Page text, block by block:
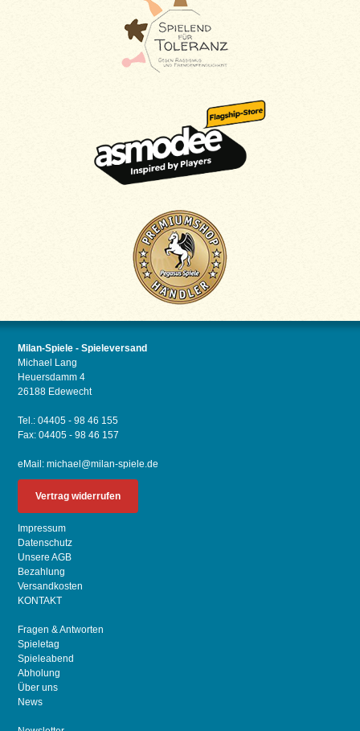
Milan-Spiele - Spieleversand
Michael Lang
Heuersdamm 4
26188 Edewecht
Tel.: 04405 - 98 46 155
Fax: 04405 - 98 46 157
eMail:michael@milan-spiele.de
Vertrag widerrufen
Impressum
Datenschutz
Unsere AGB
Bezahlung
Versandkosten
KONTAKT
Fragen & Antworten
Spieletag
Spieleabend
Abholung
Über uns
News